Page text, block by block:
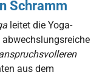
Schramm
leitet die Yoga-
aus dem